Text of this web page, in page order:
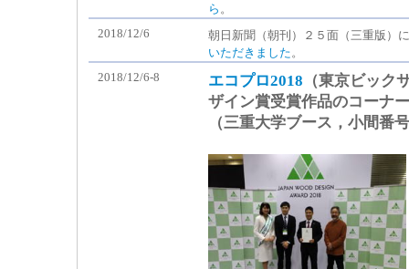
ら 。
2018/12/6
朝日新聞（朝刊）２５面（三重版）
いただきました。
2018/12/6-8
エコプロ2018 （東京ビック
ザイン賞受賞作品のコーナ
（三重大学ブース，小間番